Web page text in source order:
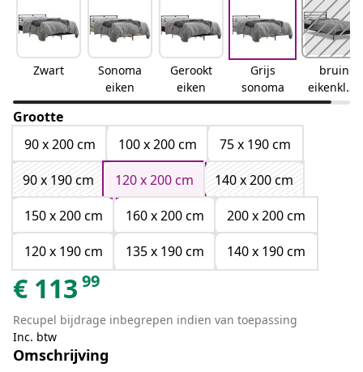
Zwart
Sonoma
eiken
Gerookt
eiken
Grijs
sonoma
bruin
eikenkleu
r
Grootte
90 x 200 cm
100 x 200 cm
75 x 190 cm
90 x 190 cm
120 x 200 cm
140 x 200 cm
150 x 200 cm
160 x 200 cm
200 x 200 cm
120 x 190 cm
135 x 190 cm 140 x 190 cm
€ 113 99
Recupel bijdrage inbegrepen indien van toepassing
Inc. btw
Omschrijving